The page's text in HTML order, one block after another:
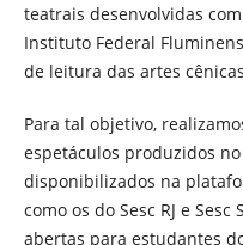
teatrais desenvolvidas
Instituto Federal
de leitura das artes
Para tal objetivo,
espetáculos produzidos
disponibilizados na
como os do Sesc RJ e
abertas para estudantes